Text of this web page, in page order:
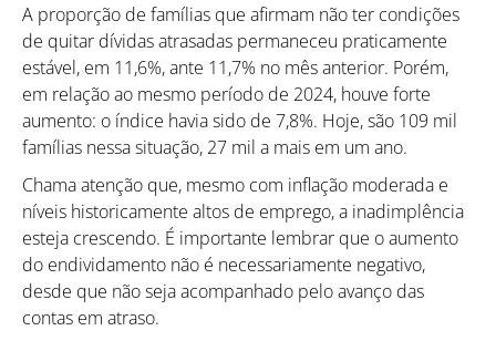
Como utilizar
A proporção de famílias que afirmam não ter condições
de quitar dívidas atrasadas permaneceu praticamente
estável, em 11,6%, ante 11,7% no mês anterior. Porém,
em relação ao mesmo período de 2024, houve forte
aumento: o índice havia sido de 7,8%. Hoje, são 109 mil
famílias nessa situação, 27 mil a mais em um ano.
Chama atenção que, mesmo com inflação moderada e
níveis historicamente altos de emprego, a inadimplência
esteja crescendo. É importante lembrar que o aumento
do endividamento não é necessariamente negativo,
desde que não seja acompanhado pelo avanço das
contas em atraso.